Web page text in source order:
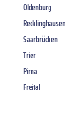
Oldenburg
Recklinghausen
Saarbrücken
Trier
Pirna
Freital